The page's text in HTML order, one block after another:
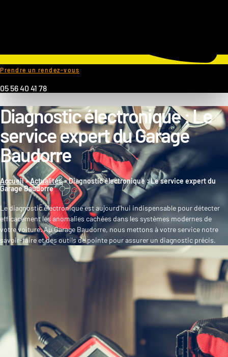
Prendre un rendez-vous
05 56 40 41 78
Diagnostic électronique : Le
service expert du Garage
Baudorre
Accueil»Actualités»Diagnostic électronique : Le service expert du
Garage Baudorre
Le diagnostic électronique est aujourd'hui indispensable pour détecter
efficacement les anomalies cachées dans les systèmes modernes de
votre voiture. Au Garage Baudorre, nous mettons à votre service notre
savoir-faire et des outils de pointe pour assurer un diagnostic précis.